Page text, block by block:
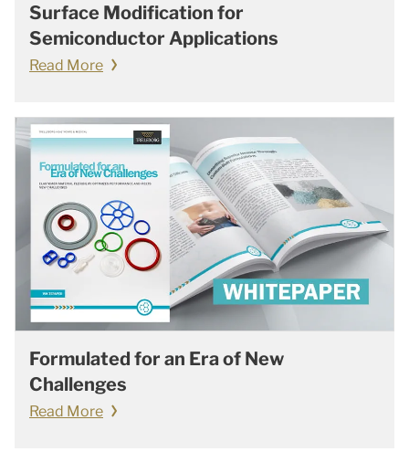
Surface Modification for
Semiconductor Applications
Read More
Formulated for an Era of New
Challenges
Read More